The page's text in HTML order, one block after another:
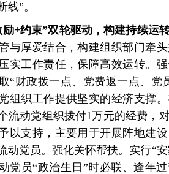
线”。
励+约束”双轮驱动，构建持续运
与厚爱结合，构建组织部门牵
实工作责任，保障高效运转。
“财政拨一点、党费返一点、党
组织工作提供坚实的经济支撑
流动党组织拨付1万元的经费，
以支持，主要用于开展阵地建
动党员。强化关怀帮扶。实行“
党员“政治生日”时必联、逢年